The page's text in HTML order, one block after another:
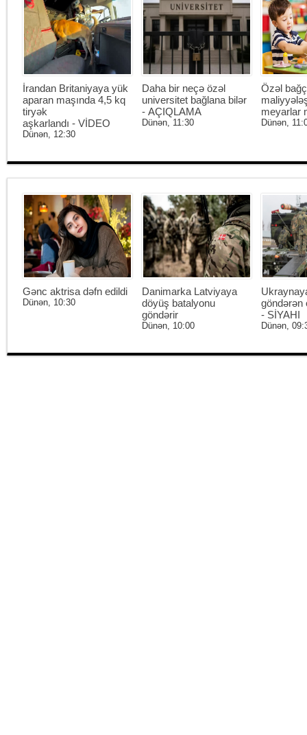
İrandan Britaniyaya yük
aparan maşında 4,5 kq
tiryək
aşkarlandı - VİDEO
Dünən, 12:30
Daha bir neçə özəl
universitet bağlana bilər
- AÇIQLAMA
Dünən, 11:30
Özəl
meyarlar
Dünən,
Gənc aktrisa dəfn edildi
Dünən, 10:30
Danimarka Latviyaya
döyüş batalyonu
göndərir
Dünən, 10:00
göndərən
- SİYAHI
Dünən,